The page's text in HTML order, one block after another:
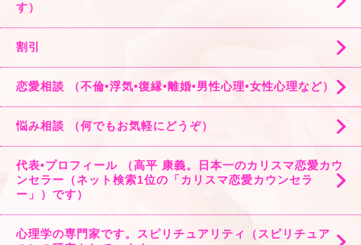
す）
割引
恋愛相談 （不倫•浮気•復縁•離婚•男性心理•女性心理など）
悩み相談 （何でもお気軽にどうぞ）
代表•プロフィール （高平 康義。日本一のカリスマ恋愛カウ
ンセラー（ネット検索1位の「カリスマ恋愛カウンセラ
ー」）です）
心理学の専門家です。スピリチュアリティ（スピリチュア